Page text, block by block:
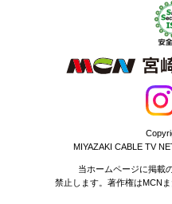
MIYAZAKI CABLE TV
当ホームページに掲載
禁止します。著作権はMCN